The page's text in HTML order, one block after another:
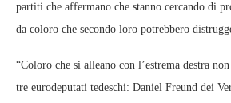
partiti che affermano che stanno cercando di
da coloro che secondo loro potrebbero
“Coloro che si alleano con l’estrema destra
tre eurodeputati tedeschi: Daniel Freund dei